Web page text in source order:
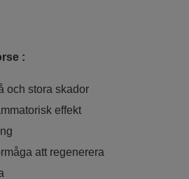
:
och stora skador
effekt
att regenerera